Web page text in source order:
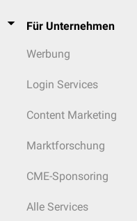
Für Unternehmen
Werbung
Login Services
Content Marketing
Marktforschung
CME-Sponsoring
Alle Services